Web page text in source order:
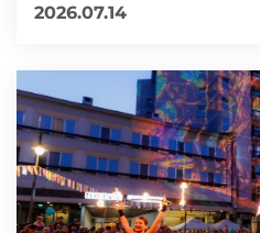
2026.07.14